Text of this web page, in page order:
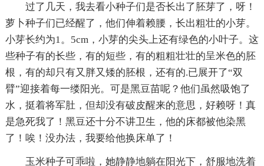
过了几天，我去看小种子们是否长出了胚芽了，呀！
萝卜种子们已经醒了，他们伸着赖腰，长出粗壮的小芽。
小芽长约为1。5cm，小芽的尖头上还有绿色的小叶子。这
些种子有的长些，有的短些，有的粗粗壮壮的呈米色的胚
根，有的却只有又胖又矮的胚根，还有的.已展开了“双
臂”迎接着每一缕阳光。可是黑豆苗呢？他们虽然吸饱了
水，挺着将军肚，但却没有破皮醒来的意思，好赖呀！真
是急死我了！黑豆还十分不讲卫生，他的床都被他染黑
了！唉！没办法，我要给他换床单了！
玉米种子可乖啦，她静静地躺在阳光下，舒服地洗着